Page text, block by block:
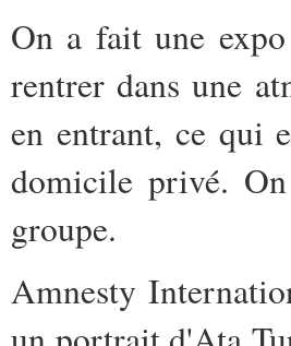
On a fait une
rentrer dans une
en entrant, ce qui
domicile privé.
groupe.
Amnesty